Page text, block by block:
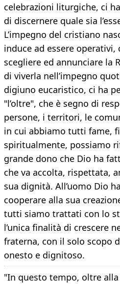
celebrazioni liturgiche, ci
di discernere quale sia
L’impegno del cristiano
induce ad essere operativi,
scegliere ed annunciare la
di viverla nell’impegno
digiuno eucaristico, ci ha
"l’oltre", che è segno di
persone, i territori, le
in cui abbiamo tutti fame,
spiritualmente, possiamo
grande dono che Dio ha
che va accolta, rispettata,
sua dignità. All’uomo Dio
cooperare alla sua
tutti siamo trattati con lo
l’unica finalità di crescere
fraterna, con il solo scopo
onesto e dignitoso.
"In questo tempo, oltre